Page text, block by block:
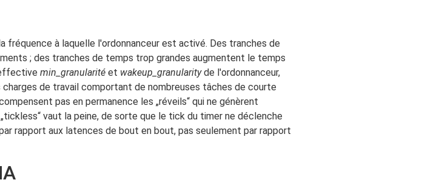
à laquelle l'ordonnanceur est activé. Des tranches de
; des tranches de temps trop grandes augmentent le temps
min_granularité et wakeup_granularityde l'ordonnanceur,
de travail comportant de nombreuses tâches de courte
pas en permanence les „réveils“ qui ne génèrent
vaut la peine, de sorte que le tick du timer ne déclenche
rapport aux latences de bout en bout, pas seulement par rapport